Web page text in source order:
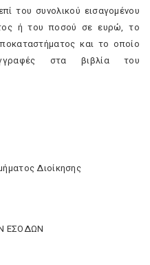
του συνολικού εισαγομένου
ή του ποσού σε ευρώ, το
και το οποίο
στα βιβλία του
Διοίκησης
ΕΣΟΔΩΝ